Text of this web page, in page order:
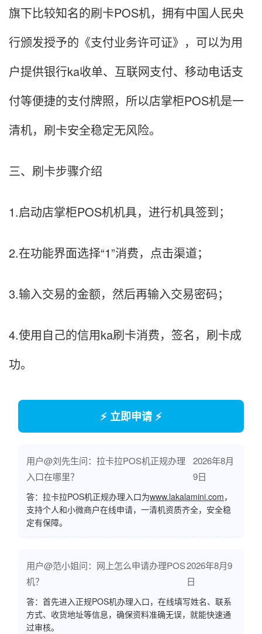
旗下比较知名的刷卡POS机，拥有中国人民央
行颁发授予的《支付业务许可证》，可以为用
户提供银行ka收单、互联网支付、移动电话支
付等便捷的支付牌照，所以店掌柜POS机是一
清机，刷卡安全稳定无风险。
三、刷卡步骤介绍
1.启动店掌柜POS机机具，进行机具签到；
2.在功能界面选择“1”消费，点击渠道；
3.输入交易的金额，然后再输入交易密码；
4.使用自己的信用ka刷卡消费，签名，刷卡成
功。
⚡ 立即申请 ⚡
用户@刘先生问：拉卡拉POS机正规办理
入口在哪里？
2026年8月
9日
答：拉卡拉POS机正规办理入口为www.lakalamini.com，
支持个人和小微商户在线申请，一清机资质齐全，安全稳
定有保障。
用户@范小姐问：网上怎么申请办理POS
机？
2026年8月9
日
答：首先进入正规POS机办理入口，在线填写姓名、联系
方式、收货地址等信息，确保资料准确无误，就能快速通
过审核。